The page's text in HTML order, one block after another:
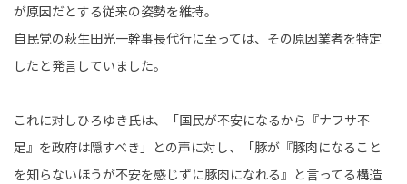
が原因だとする従来の姿勢を維持。
自民党の萩生田光一幹事長代行に至っては、その原因業者を特定
したと発言していました。
これに対しひろゆき氏は、「国民が不安になるから『ナフサ不
足』を政府は隠すべき」との声に対し、「豚が『豚肉になること
を知らないほうが不安を感じずに豚肉になれる』と言ってる構造